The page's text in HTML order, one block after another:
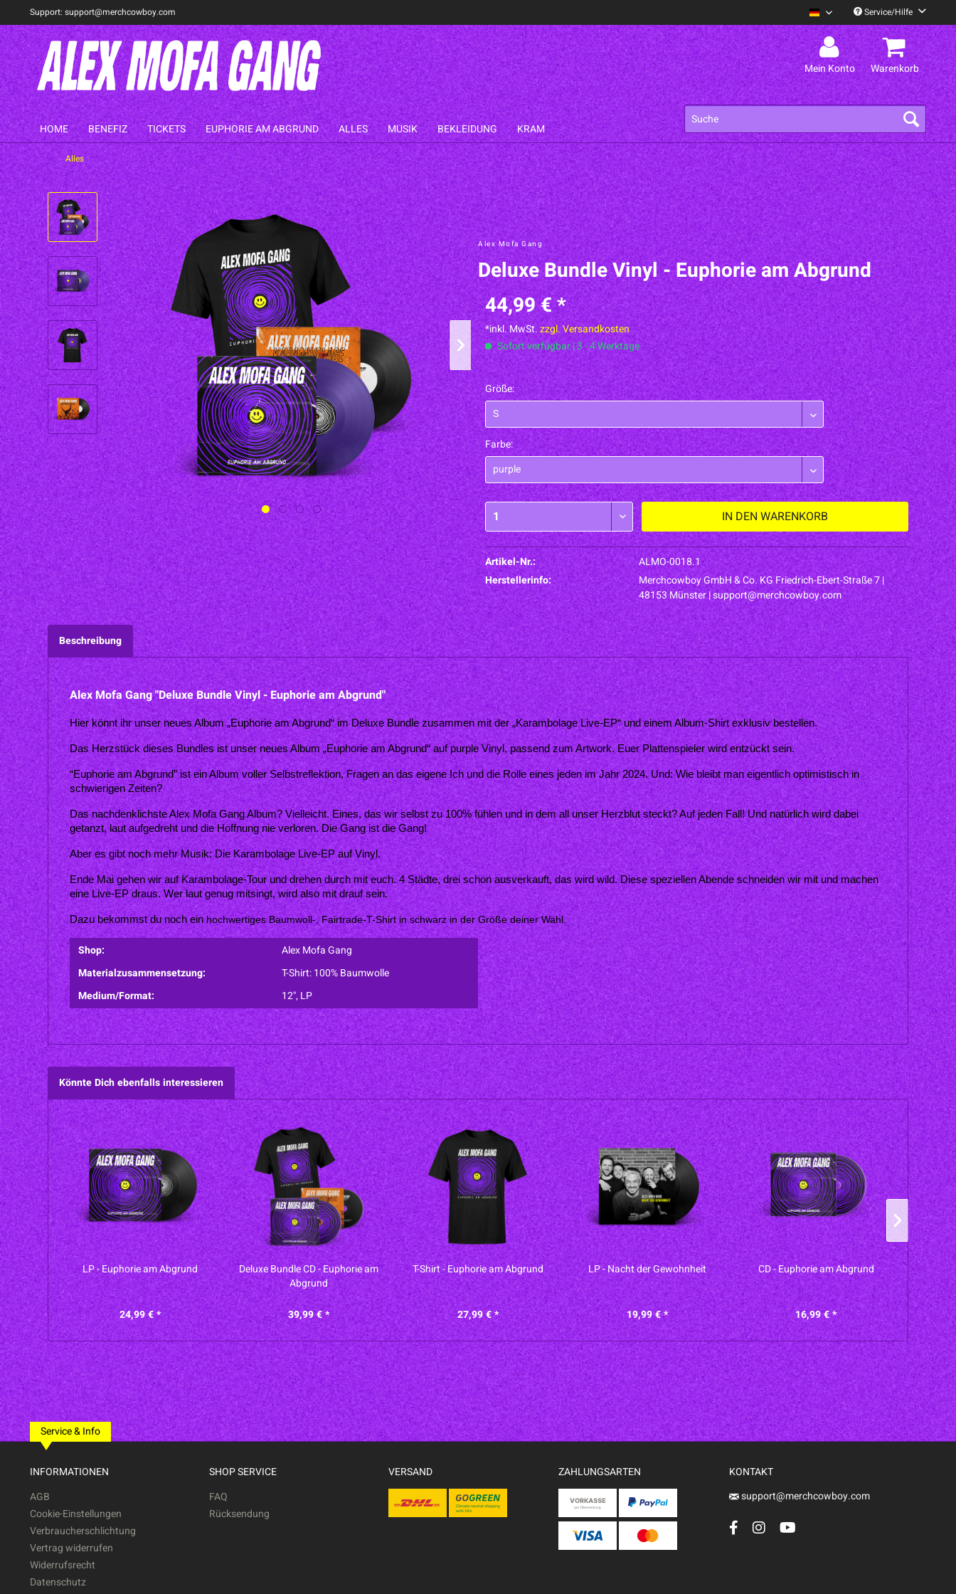
Support: support@merchcowboy.com Alex Mofa Gang Deutsch
Service/Hilfe
Mein Konto Warenkorb
HOME BENEFIZ TICKETS EUPHORIE AM ABGRUND ALLES MUSIK BEKLEIDUNG KRAM
Alles
Alex Mofa Gang
Deluxe Bundle Vinyl - Euphorie am Abgrund
44,99 € *
*inkl. MwSt.zzgl. Versandkosten
Sofort verfügbar | 3 - 4 Werktage
Größe:
Farbe:
IN DEN WARENKORB
Artikel-Nr.:
ALMO-0018.1
Herstellerinfo:
Merchcowboy GmbH & Co. KG Friedrich-Ebert-Straße 7 |
48153 Münster |support@merchcowboy.com
Beschreibung
Alex Mofa Gang "Deluxe Bundle Vinyl - Euphorie am Abgrund"
Hier könnt ihr unser neues Album „Euphorie am Abgrund“ im Deluxe Bundle zusammen mit der „Karambolage Live-EP“ und einem Album-Shirt exklusiv bestellen.
Das Herzstück dieses Bundles ist unser neues Album „Euphorie am Abgrund“ auf purple Vinyl, passend zum Artwork. Euer Plattenspieler wird entzückt sein.
“Euphorie am Abgrund” ist ein Album voller Selbstreflektion, Fragen an das eigene Ich und die Rolle eines jeden im Jahr 2024. Und: Wie bleibt man eigentlich optimistisch in
schwierigen Zeiten?
Das nachdenklichste Alex Mofa Gang Album? Vielleicht. Eines, das wir selbst zu 100% fühlen und in dem all unser Herzblut steckt? Auf jeden Fall! Und natürlich wird dabei
getanzt, laut aufgedreht und die Hoffnung nie verloren. Die Gang ist die Gang!
Aber es gibt noch mehr Musik: Die Karambolage Live-EP auf Vinyl.
Ende Mai gehen wir auf Karambolage-Tour und drehen durch mit euch. 4 Städte, drei schon ausverkauft, das wird wild. Diese speziellen Abende schneiden wir mit und machen
eine Live-EP draus. Wer laut genug mitsingt, wird also mit drauf sein.
Dazu bekommst du noch ein hochwertiges Baumwoll-, Fairtrade-T-Shirt in schwarz in der Größe deiner Wahl.
Shop:
Alex Mofa Gang
Materialzusammensetzung:
T-Shirt: 100% Baumwolle
Medium/Format:
12'', LP
Könnte Dich ebenfalls interessieren
LP - Euphorie am Abgrund
24,99 € *
Deluxe Bundle CD - Euphorie am
Abgrund
39,99 € *
T-Shirt - Euphorie am Abgrund
27,99 € *
LP - Nacht der Gewohnheit
19,99 € *
CD - Euphorie am Abgrund
16,99 € *
LP -
Service & Info
INFORMATIONEN
AGB
Cookie-Einstellungen
Verbraucherschlichtung
Vertrag widerrufen
Widerrufsrecht
Datenschutz
SHOP SERVICE
FAQ
Rücksendung
VERSAND ZAHLUNGSARTEN
KONTAKT
support@merchcowboy.com